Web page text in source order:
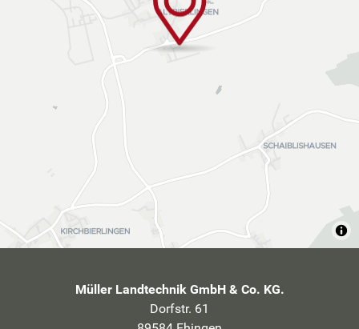
Müller Landtechnik GmbH & Co. KG.
Dorfstr. 61